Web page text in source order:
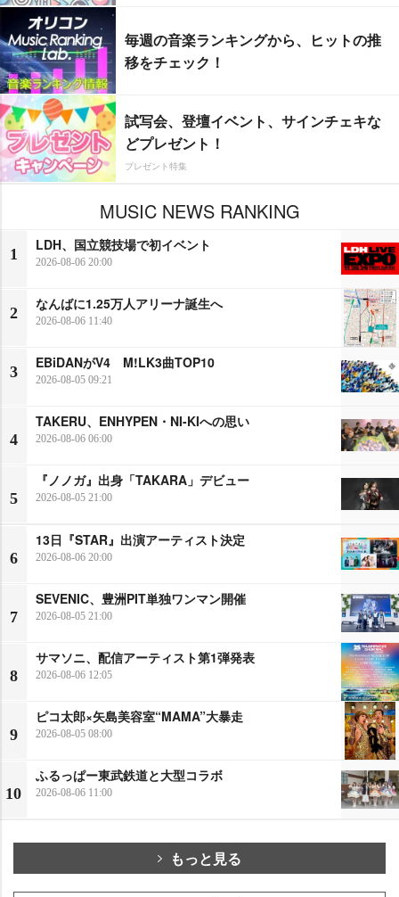
毎週の音楽ランキングから、ヒットの推
移をチェック！
試写会、登壇イベント、サインチェキな
どプレゼント！
プレゼント特集
MUSIC NEWS RANKING
1
LDH、国立競技場で初イベント
2026-08-06 20:00
2
なんばに1.25万人アリーナ誕生へ
2026-08-06 11:40
3
EBiDANがV4 M!LK3曲TOP10
2026-08-05 09:21
4
TAKERU、ENHYPEN・NI-KIへの思い
2026-08-06 06:00
5
『ノノガ』出身「TAKARA」デビュー
2026-08-05 21:00
6
13日『STAR』出演アーティスト決定
2026-08-06 20:00
7
SEVENIC、豊洲PIT単独ワンマン開催
2026-08-05 21:00
8
サマソニ、配信アーティスト第1弾発表
2026-08-06 12:05
9
ピコ太郎×矢島美容室“MAMA”大暴走
2026-08-05 08:00
10
ふるっぱー東武鉄道と大型コラボ
2026-08-06 11:00
もっと見る